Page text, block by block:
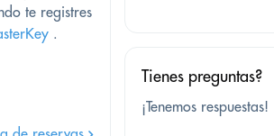
te registres
.
Tienes preguntas?
¡Tenemos respuestas!